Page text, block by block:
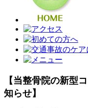
【当整骨院の新型
知らせ】